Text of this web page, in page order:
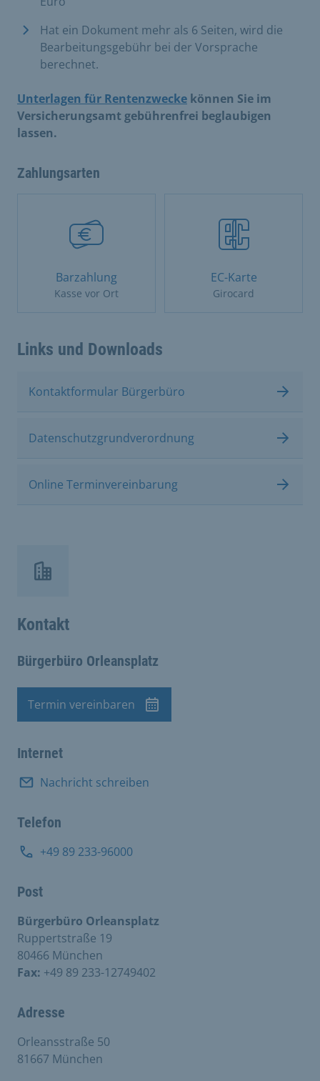
Hat ein Dokument mehr als 6 Seiten, wird die
Bearbeitungsgebühr bei der Vorsprache
berechnet.
Unterlagen für Rentenzwecke können Sie im
Versicherungsamt gebührenfrei beglaubigen
lassen.
Zahlungsarten
Barzahlung
Kasse vor Ort
EC-Karte
Girocard
Links und Downloads
Kontaktformular Bürgerbüro
Datenschutzgrundverordnung
Online Terminvereinbarung
Kontakt
Bürgerbüro Orleansplatz
Termin
Termin vereinbaren
Internet
Nachricht schreiben
Telefon
+49 89 233-96000
Post
Bürgerbüro Orleansplatz
Ruppertstraße 19
80466 München
Fax: +49 89 233-12749402
Adresse
Orleansstraße 50
81667 München